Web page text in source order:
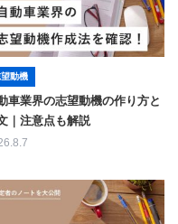
動機
車業界の志望動機の作り方と
｜注意点も解説